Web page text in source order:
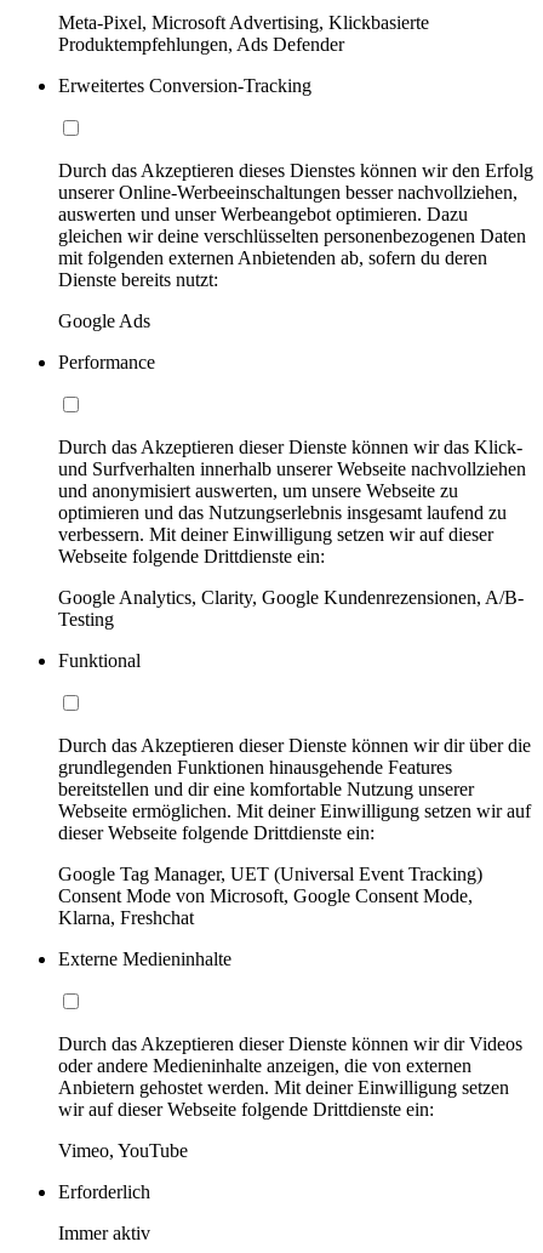
Meta-Pixel, Microsoft Advertising, Klickbasierte
Produktempfehlungen, Ads Defender
Erweitertes Conversion-Tracking
Durch das Akzeptieren dieses Dienstes können wir den Erfolg
unserer Online-Werbeeinschaltungen besser nachvollziehen,
auswerten und unser Werbeangebot optimieren. Dazu
gleichen wir deine verschlüsselten personenbezogenen Daten
mit folgenden externen Anbietenden ab, sofern du deren
Dienste bereits nutzt:
Google Ads
Performance
Durch das Akzeptieren dieser Dienste können wir das Klick-
und Surfverhalten innerhalb unserer Webseite nachvollziehen
und anonymisiert auswerten, um unsere Webseite zu
optimieren und das Nutzungserlebnis insgesamt laufend zu
verbessern. Mit deiner Einwilligung setzen wir auf dieser
Webseite folgende Drittdienste ein:
Google Analytics, Clarity, Google Kundenrezensionen, A/B-
Testing
Funktional
Durch das Akzeptieren dieser Dienste können wir dir über die
grundlegenden Funktionen hinausgehende Features
bereitstellen und dir eine komfortable Nutzung unserer
Webseite ermöglichen. Mit deiner Einwilligung setzen wir auf
dieser Webseite folgende Drittdienste ein:
Google Tag Manager, UET (Universal Event Tracking)
Consent Mode von Microsoft, Google Consent Mode,
Klarna, Freshchat
Externe Medieninhalte
Durch das Akzeptieren dieser Dienste können wir dir Videos
oder andere Medieninhalte anzeigen, die von externen
Anbietern gehostet werden. Mit deiner Einwilligung setzen
wir auf dieser Webseite folgende Drittdienste ein:
Vimeo, YouTube
Erforderlich
Immer aktiv